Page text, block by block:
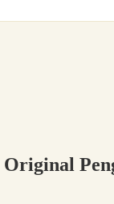
Original